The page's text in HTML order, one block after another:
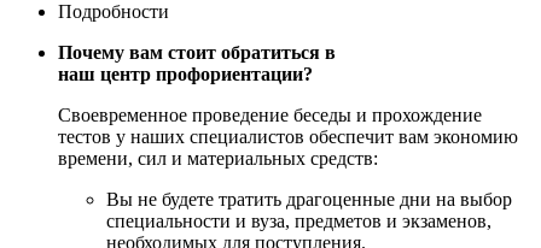
Подробности
Почему вам стоит обратиться в
наш центр профориентации?
Своевременное проведение беседы и прохождение
тестов у наших специалистов обеспечит вам экономию
времени, сил и материальных средств:
Вы не будете тратить драгоценные дни на выбор
специальности и вуза, предметов и экзаменов,
необходимых для поступления.